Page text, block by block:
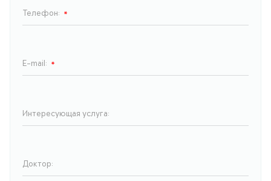
Телефон: *
E-mail: *
Интересующая услуга:
Доктор: